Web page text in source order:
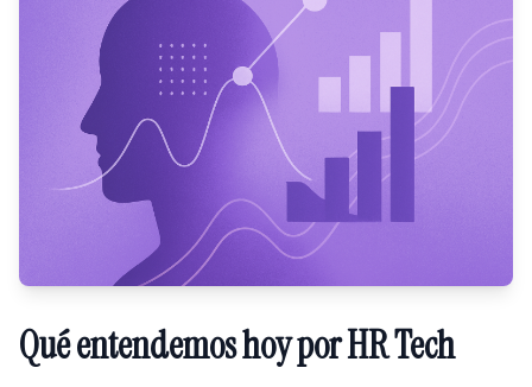
Qué entendemos hoy por HR Tech